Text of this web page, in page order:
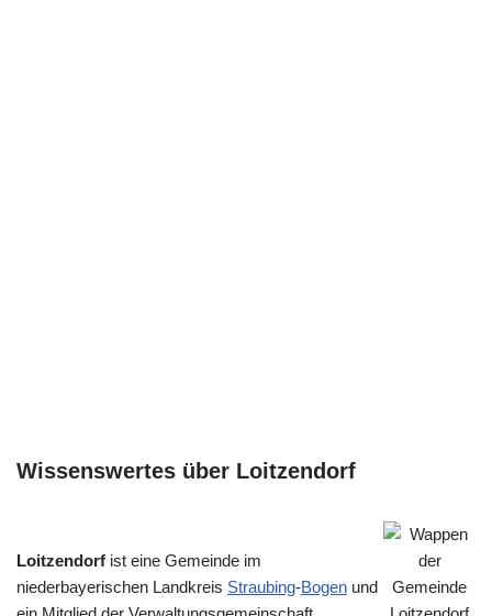
Wissenswertes über Loitzendorf
Loitzendorf ist eine Gemeinde im
niederbayerischen Landkreis Straubing-Bogen und